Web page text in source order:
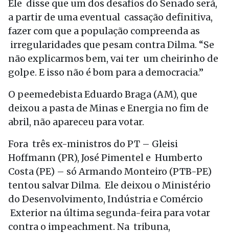
Ele disse que um dos desafios do Senado será,
a partir de uma eventual cassação definitiva,
fazer com que a população compreenda as
irregularidades que pesam contra Dilma. “Se
não explicarmos bem, vai ter um cheirinho de
golpe. E isso não é bom para a democracia.”
O peemedebista Eduardo Braga (AM), que
deixou a pasta de Minas e Energia no fim de
abril, não apareceu para votar.
Fora três ex-ministros do PT – Gleisi
Hoffmann (PR), José Pimentel e Humberto
Costa (PE) – só Armando Monteiro (PTB-PE)
tentou salvar Dilma. Ele deixou o Ministério
do Desenvolvimento, Indústria e Comércio
Exterior na última segunda-feira para votar
contra o impeachment. Na tribuna,